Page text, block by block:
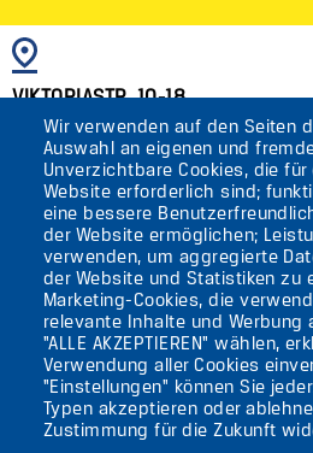
Wir verwenden auf den Seiten
Auswahl an eigenen und
Unverzichtbare Cookies, die
Website erforderlich sind;
eine bessere
der Website ermöglichen;
verwenden, um aggregierte
der Website und Statistiken zu
Marketing-Cookies, die
relevante Inhalte und Werbung
"ALLE AKZEPTIEREN" wählen,
Verwendung aller Cookies
"Einstellungen" können Sie
Typen akzeptieren oder
Zustimmung für die Zukunft
BILD
VIKTORIASTR. 10-18
12105 BERLIN
TEMPELHOF
AKTUELLES
KONTAKT
DIE UFAFABRIK
BERLIN
Suche